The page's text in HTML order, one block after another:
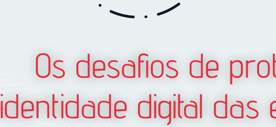
Os desafios de
identidade digital das